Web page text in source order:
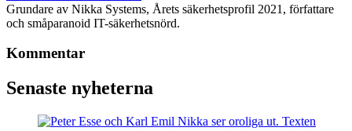
Grundare av Nikka Systems, Årets säkerhetsprofil 2021, författare
och småparanoid IT-säkerhetsnörd.
Kommentar
Senaste nyheterna